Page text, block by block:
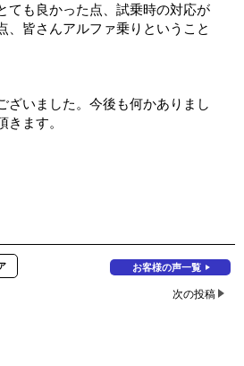
ても良かった点、試乗時の対応が
、皆さんアルファ乗りということ
ざいました。今後も何かありまし
きます。
お客様の声一覧
次の投稿